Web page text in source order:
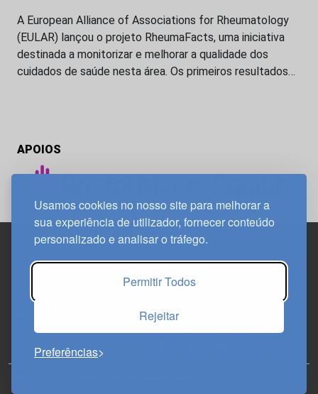
Usamos cookies no nosso site para melhorar a
sua experiência de utilizador, fornecer conteúdo
personalizado e analisar o tráfego.
Permitir Todos
Rejeitar
Preferências
A European Alliance of Associations for Rheumatology
(EULAR) lançou o projeto RheumaFacts, uma iniciativa
destinada a monitorizar e melhorar a qualidade dos
cuidados de saúde nesta área. Os primeiros resultados…
APOIOS
Edif. Lisboa Oriente | Av. Infante D. Henrique, n.º 333H, esc.
1800-282 Lisboa | Portugal